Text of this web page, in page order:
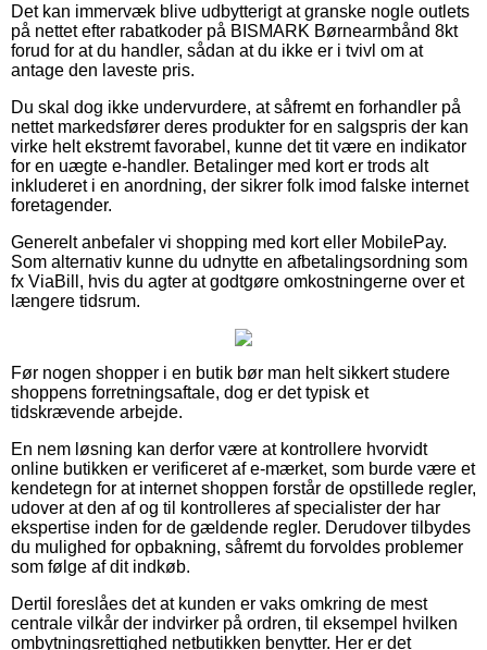
Det kan immervæk blive udbytterigt at granske nogle outlets
på nettet efter rabatkoder på BISMARK Børnearmbånd 8kt
forud for at du handler, sådan at du ikke er i tvivl om at
antage den laveste pris.
Du skal dog ikke undervurdere, at såfremt en forhandler på
nettet markedsfører deres produkter for en salgspris der kan
virke helt ekstremt favorabel, kunne det tit være en indikator
for en uægte e-handler. Betalinger med kort er trods alt
inkluderet i en anordning, der sikrer folk imod falske internet
foretagender.
Generelt anbefaler vi shopping med kort eller MobilePay.
Som alternativ kunne du udnytte en afbetalingsordning som
fx ViaBill, hvis du agter at godtgøre omkostningerne over et
længere tidsrum.
Før nogen shopper i en butik bør man helt sikkert studere
shoppens forretningsaftale, dog er det typisk et
tidskrævende arbejde.
En nem løsning kan derfor være at kontrollere hvorvidt
online butikken er verificeret af e-mærket, som burde være et
kendetegn for at internet shoppen forstår de opstillede regler,
udover at den af og til kontrolleres af specialister der har
ekspertise inden for de gældende regler. Derudover tilbydes
du mulighed for opbakning, såfremt du forvoldes problemer
som følge af dit indkøb.
Dertil foreslåes det at kunden er vaks omkring de mest
centrale vilkår der indvirker på ordren, til eksempel hvilken
ombytningsrettighed netbutikken benytter. Her er det